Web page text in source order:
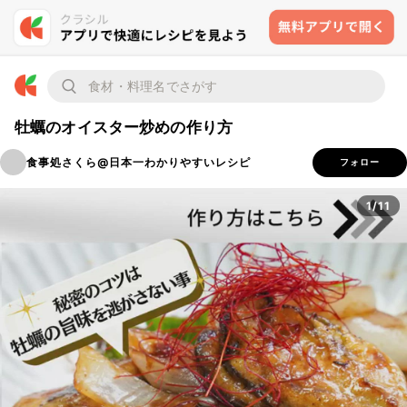
牡蠣のオイスター炒めの作り方
食事処さくら@日本一わかりやすいレシピ フォロー
1/11